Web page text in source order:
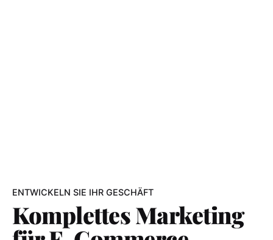
ENTWICKELN SIE IHR GESCHÄFT
Komplettes Marketing